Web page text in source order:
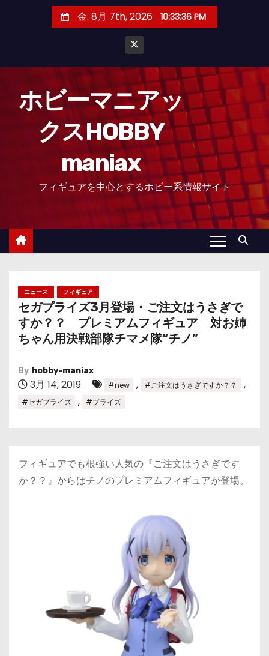
金. 8月 7th, 2026 10:33:37 PM
ホビーマニアッ
クスHOBBY
maniax
フィギュアを中心とするホビー系情報サイト
ニュース フィギュア
セガプライズ3月登場・ご注文はうさぎで
すか？？ プレミアムフィギュア 対お姉
ちゃん用決戦部隊チマメ隊“チノ”
By hobby-maniax
3月 14, 2019 #new , #ご注文はうさぎですか？？ ,
#セガプライズ , #プライズ
フィギュアでも根強い人気の『ご注文はうさぎです
か？？』からはチノのプレミアムフィギュアが登場。